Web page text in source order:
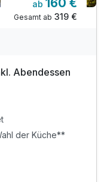
ab
Gesamt ab 319 €
Abendessen
der Küche**